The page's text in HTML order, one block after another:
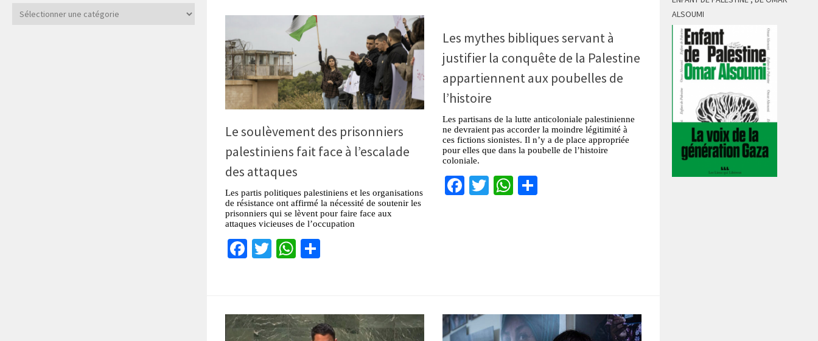
Le soulèvement des prisonniers
palestiniens fait face à l’escalade
des attaques
Les partis politiques palestiniens et les organisations
de résistance ont affirmé la nécessité de soutenir les
prisonniers qui se lèvent pour faire face aux
attaques vicieuses de l’occupation
Facebook
TwitterWhatsApp
Les mythes bibliques servant à
justifier la conquête de la Palestine
appartiennent aux poubelles de
l’histoire
Les partisans de la lutte anticoloniale palestinienne
ne devraient pas accorder la moindre légitimité à
ces fictions sionistes. Il n’y a de place appropriée
pour elles que dans la poubelle de l’histoire
coloniale.
Facebook
TwitterWhatsApp
Catégories
ALSOUMI